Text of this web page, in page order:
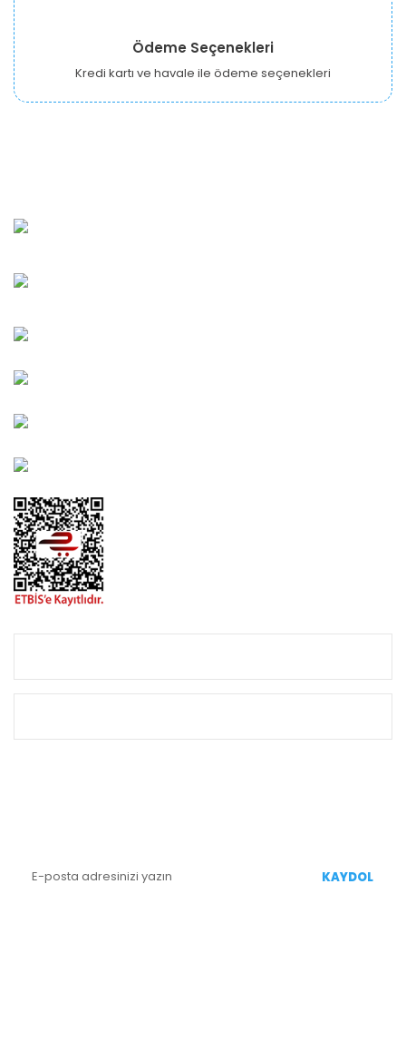
Ödeme Seçenekleri
Kredi kartı ve havale ile ödeme seçenekleri
KAYDOL